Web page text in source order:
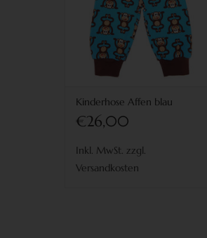
Kinderhose Affen blau
€26,00
Inkl. MwSt. zzgl.
Versandkosten